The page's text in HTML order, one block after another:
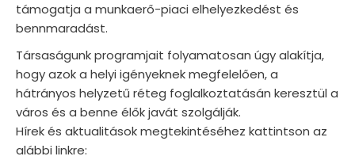
támogatja a munkaerő-piaci elhelyezkedést és
bennmaradást.
Társaságunk programjait folyamatosan úgy alakítja,
hogy azok a helyi igényeknek megfelelően, a
hátrányos helyzetű réteg foglalkoztatásán keresztül a
város és a benne élők javát szolgálják.
Hírek és aktualitások megtekintéséhez kattintson az
alábbi linkre: